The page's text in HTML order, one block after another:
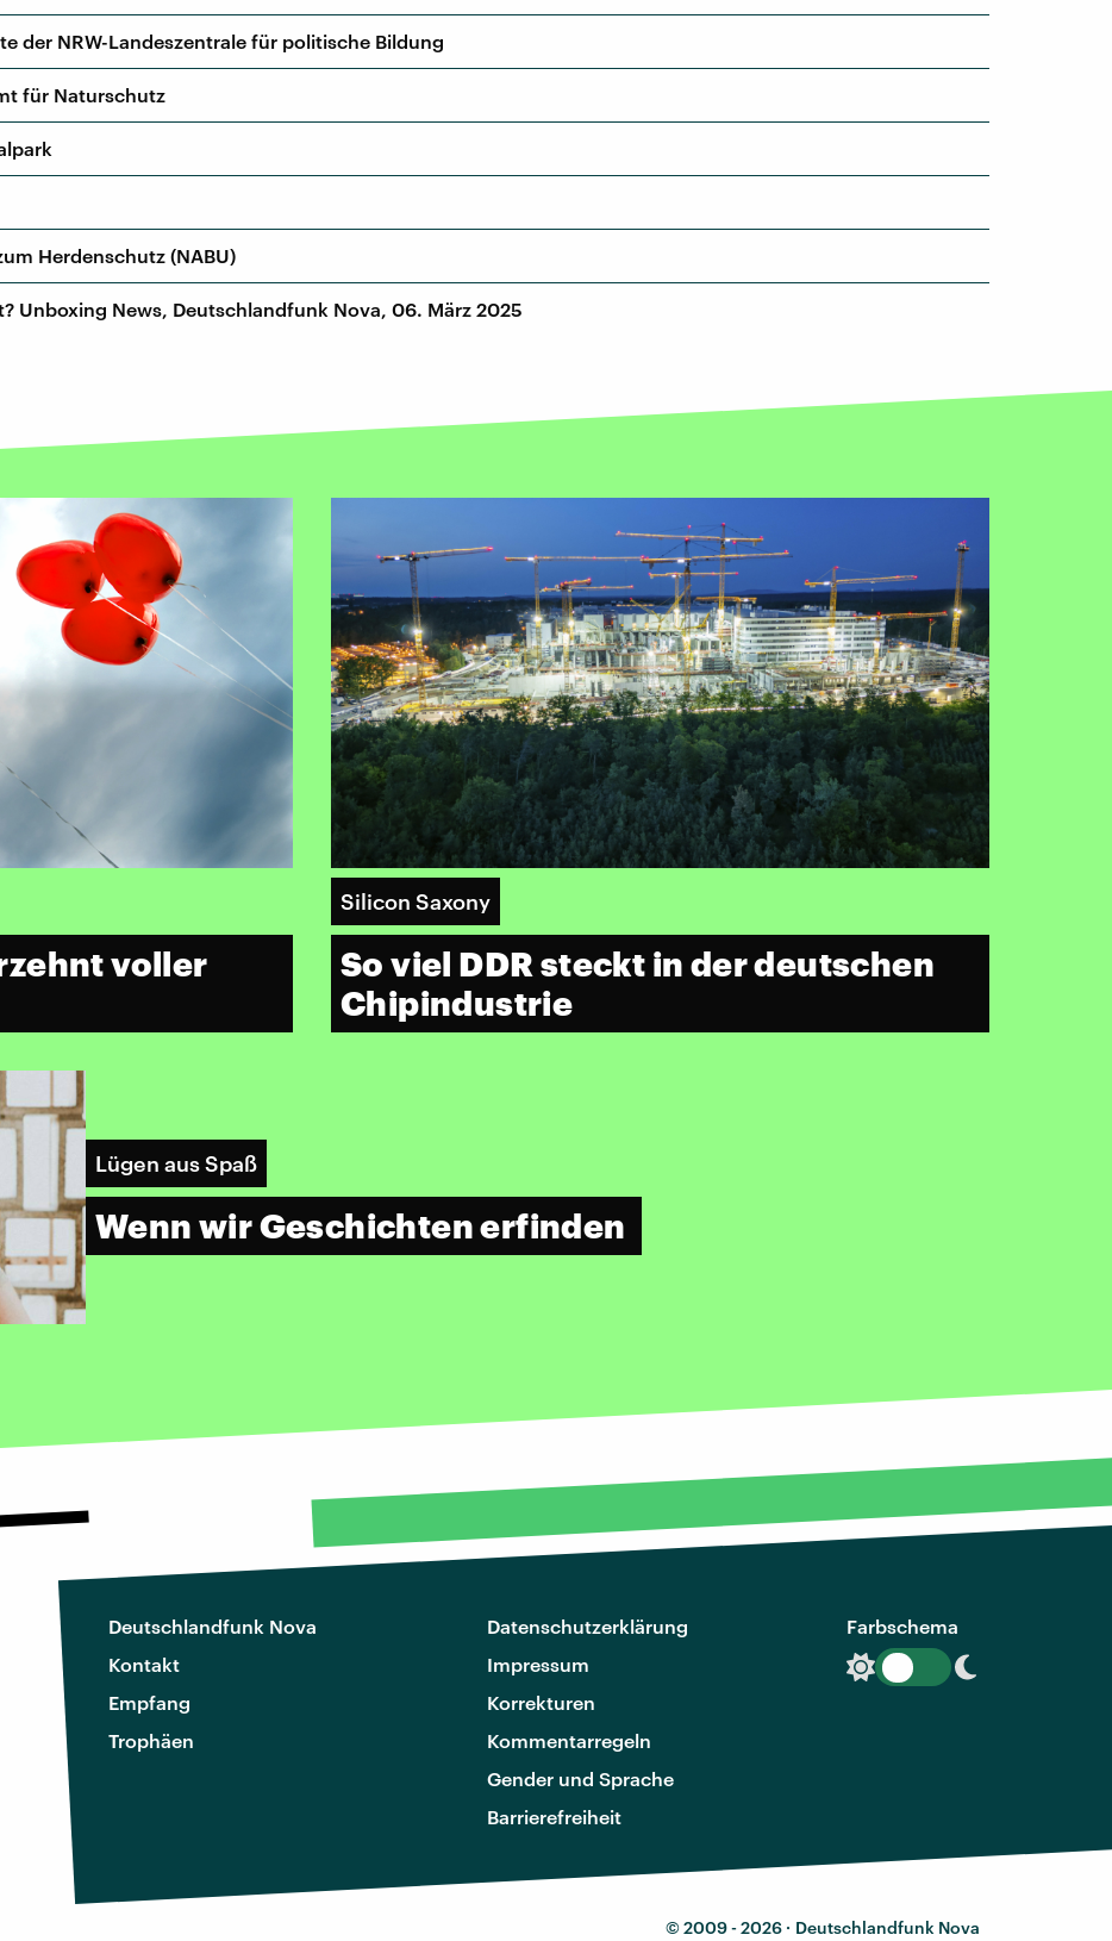
der NRW-Landeszentrale für politische Bildung
für Naturschutz
Herdenschutz (NABU)
Unboxing News, Deutschlandfunk Nova, 06. März 2025
voller
Silicon Saxony
So viel DDR steckt in der deutschen
Chipindustrie
Lügen aus Spaß
Wenn wir Geschichten erfinden
Deutschlandfunk Nova
Kontakt
Empfang
Trophäen
Datenschutzerklärung
Impressum
Korrekturen
Kommentarregeln
Gender und Sprache
Barrierefreiheit
Farbschema
© 2009 - 2026 · Deutschlandfunk Nova